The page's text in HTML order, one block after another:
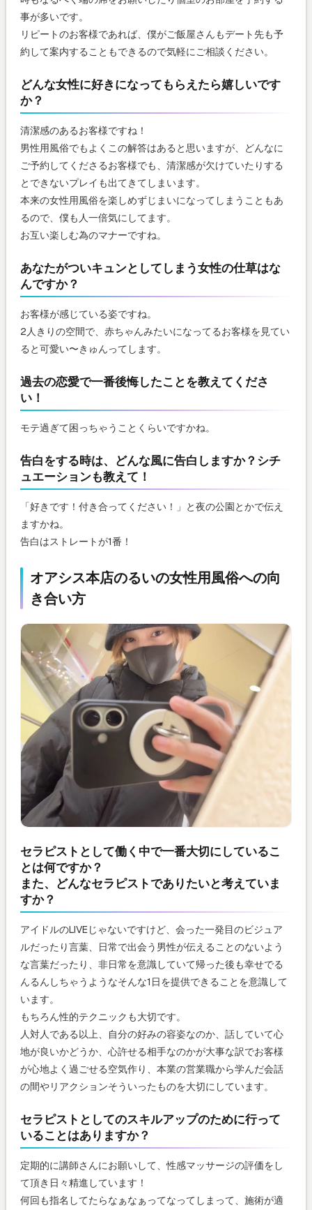
事が多いです。
リピートのお客様であれば、僕がご飯屋さんもデート先も予
約して案内することもできるので気軽にご相談ください。
どんな女性に好きになってもらえたら嬉しいです
か？
清潔感のあるお客様ですね！
男性用風俗でもよくこの解答はあると思いますが、どんなに
ご予約してくださるお客様でも、清潔感が欠けていたりする
とできないプレイも出てきてしまいます。
本来の女性用風俗を楽しめずじまいになってしまうこともあ
るので、僕も人一倍気にしてます。
お互い楽しむ為のマナーですね。
あなたがついキュンとしてしまう女性の仕草はな
んですか？
お客様が感じている姿ですね。
2人きりの空間で、赤ちゃんみたいになってるお客様を見てい
ると可愛い〜きゅんってします。
過去の恋愛で一番後悔したことを教えてくださ
い！
モテ過ぎて困っちゃうことくらいですかね。
告白をする時は、どんな風に告白しますか？シチ
ュエーションも教えて！
「好きです！付き合ってください！」と夜の公園とかで伝え
ますかね。
告白はストレートが1番！
オアシス本店のるいの女性用風俗への向
き合い方
セラピストとして働く中で一番大切にしているこ
とは何ですか？
また、どんなセラピストでありたいと考えていま
すか？
アイドルのLIVEじゃないですけど、会った一発目のビジュア
ルだったり言葉、日常で出会う男性が伝えることのないよう
な言葉だったり、非日常を意識していて帰った後も幸せでる
んるんしちゃうようなそんな1日を提供できることを意識して
います。
もちろん性的テクニックも大切です。
人対人である以上、自分の好みの容姿なのか、話していて心
地が良いかどうか、心許せる相手なのかが大事な訳でお客様
が心地よく過ごせる空気作り、本業の営業職から学んだ会話
の間やリアクションそういったものを大切にしています。
セラピストとしてのスキルアップのために行って
いることはありますか？
定期的に講師さんにお願いして、性感マッサージの評価をし
て頂き日々精進しています！
何回も指名してたらなぁなぁってなってしまって、施術が適